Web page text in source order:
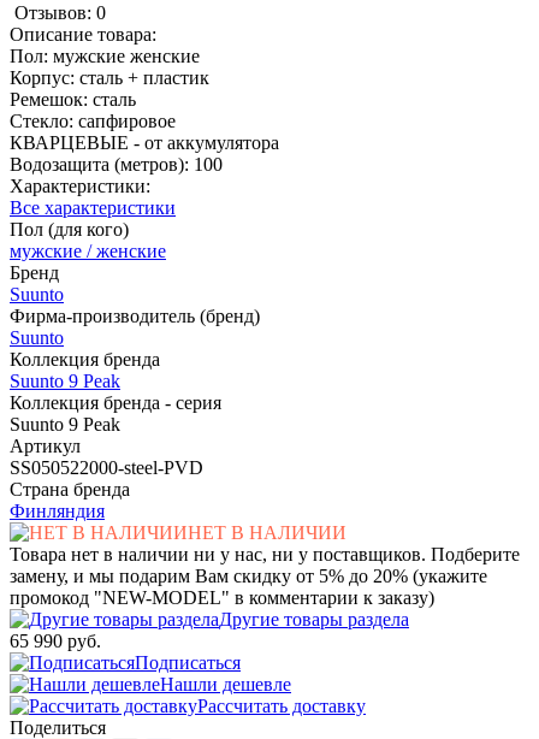
Отзывов: 0
Описание товара:
Пол: мужские женские
Корпус: сталь + пластик
Ремешок: сталь
Стекло: сапфировое
КВАРЦЕВЫЕ - от аккумулятора
Водозащита (метров): 100
Характеристики:
Все характеристики
Пол (для кого)
мужские / женские
Бренд
Suunto
Фирма-производитель (бренд)
Suunto
Коллекция бренда
Suunto 9 Peak
Коллекция бренда - серия
Suunto 9 Peak
Артикул
SS050522000-steel-PVD
Страна бренда
Финляндия
НЕТ В НАЛИЧИИ
Товара нет в наличии ни у нас, ни у поставщиков. Подберите
замену, и мы подарим Вам скидку от 5% до 20% (укажите
промокод "NEW-MODEL" в комментарии к заказу)
Другие товары раздела
65 990 руб.
Подписаться
Нашли дешевле
Рассчитать доставку
Поделиться